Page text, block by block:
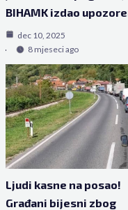
BIHAMK izdao
dec 10, 2025
8 mjeseci ago
Ljudi kasne na posao!
Građani bijesni zbog